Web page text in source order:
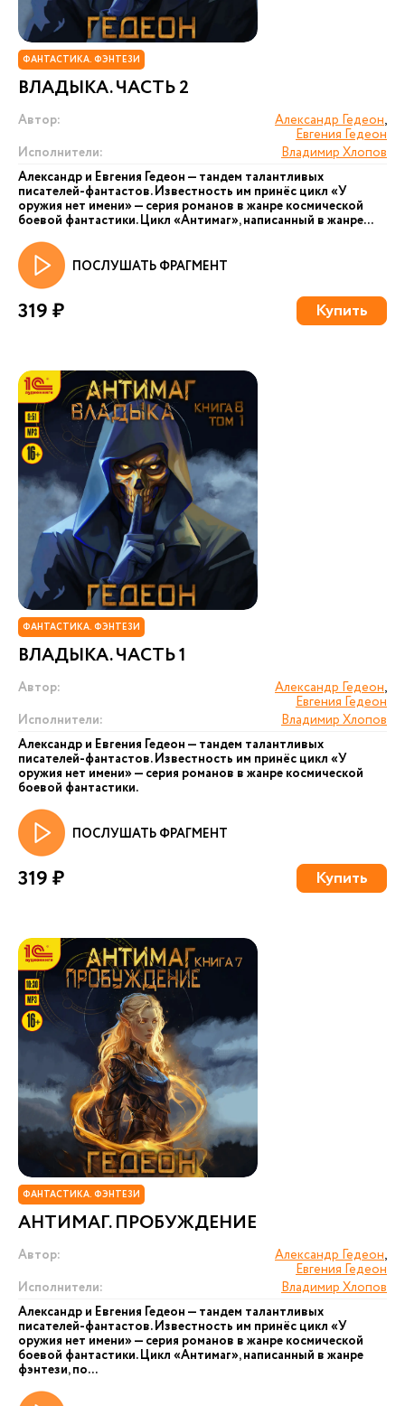
ФАНТАСТИКА. ФЭНТЕЗИ
ВЛАДЫКА. ЧАСТЬ 2
Автор: Александр Гедеон,
Евгения Гедеон
Исполнители:
Владимир Хлопов
Александр и Евгения Гедеон — тандем талантливых
писателей-фантастов. Известность им принёс цикл «У
оружия нет имени» — серия романов в жанре космической
боевой фантастики. Цикл «Антимаг», написанный в жанре...
ПОСЛУШАТЬ ФРАГМЕНТ
319 ₽ Купить
ФАНТАСТИКА. ФЭНТЕЗИ
ВЛАДЫКА. ЧАСТЬ 1
Автор: Александр Гедеон,
Евгения Гедеон
Исполнители:
Владимир Хлопов
Александр и Евгения Гедеон — тандем талантливых
писателей-фантастов. Известность им принёс цикл «У
оружия нет имени» — серия романов в жанре космической
боевой фантастики.
ПОСЛУШАТЬ ФРАГМЕНТ
319 ₽ Купить
ФАНТАСТИКА. ФЭНТЕЗИ
АНТИМАГ. ПРОБУЖДЕНИЕ
Автор: Александр Гедеон,
Евгения Гедеон
Исполнители:
Владимир Хлопов
Александр и Евгения Гедеон — тандем талантливых
писателей-фантастов. Известность им принёс цикл «У
оружия нет имени» — серия романов в жанре космической
боевой фантастики. Цикл «Антимаг», написанный в жанре
фэнтези, по...